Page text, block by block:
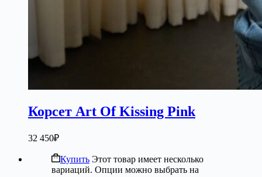
Корсет Art Of Kissing Pink
32 450₽
Купить Этот товар имеет несколько
вариаций. Опции можно выбрать на